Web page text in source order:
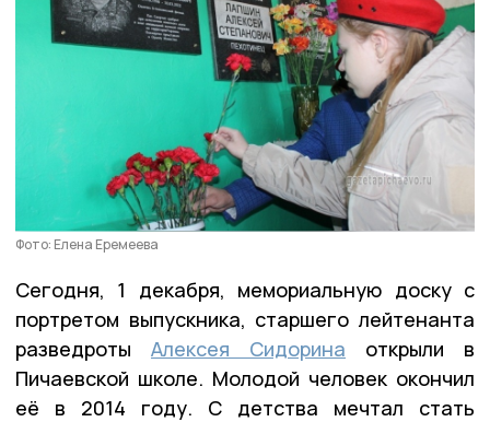
Фото: Елена Еремеева
Сегодня, 1 декабря, мемориальную доску с
портретом выпускника, старшего лейтенанта
разведроты Алексея Сидорина открыли в
Пичаевской школе. Молодой человек окончил
её в 2014 году. С детства мечтал стать